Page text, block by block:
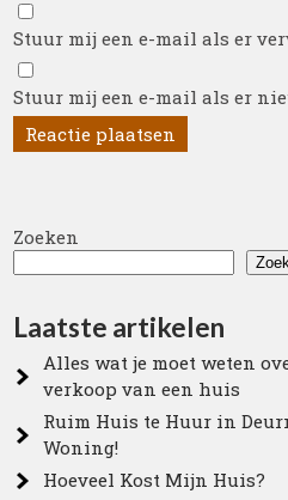
Stuur mij een e-mail als er
Stuur mij een e-mail als er
Zoeken
Laatste artikelen
Alles wat je moet weten
verkoop van een huis
Ruim Huis te Huur in
Woning!
Hoeveel Kost Mijn Huis?